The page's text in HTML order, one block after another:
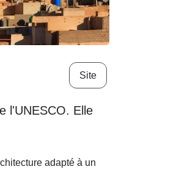
Site
l'UNESCO. Elle
adapté à un